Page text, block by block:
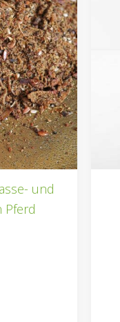
und
Pferd